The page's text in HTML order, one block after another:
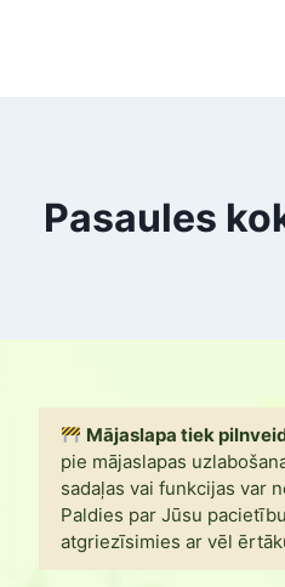
Pasaules
Mājaslapa tiek
pie mājaslapas
sadaļas vai funkcijas var
Paldies par Jūsu
atgriezīsimies ar vēl